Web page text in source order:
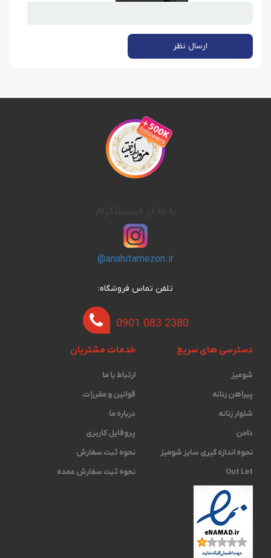
ارسال نظر
@anahitamezon.ir
تلفن تماس فروشگاه:
0901 083 2380
دسترسی های سریع
شومیز
پیراهن زنانه
شلوار زنانه
دامن
نحوه اندازه گیری ‫سایز شومیز
Out Let
خدمات مشتریان
ارتباط با ما
قوانین و مقررات
درباره ما
پروفایل کاربری
نحوه ثبت سفارش
نحوه ثبت سفارش عمده